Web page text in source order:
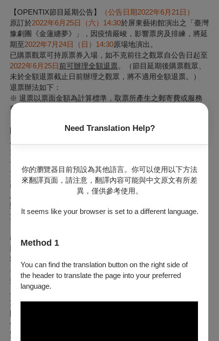
Need Translation Help?
你的瀏覽器目前預設為其他語言。你可以使用以下方法
來翻譯頁面，請注意，翻譯內容可能與中文原文有所差
異，僅供參考使用。
It seems like your browser is set to a different language.
Method 1
You can find the translation button on the right side of
the header to translate the page into your preferred
language.
【OPENTIX節目延期公告】
（公告日期2022年6月21日）
原訂於2022年6月25日（六）14:30於屏東藝術館演出之「臺灣
豫劇團《金蓮纏夢》」，因疫情嚴峻，影響票房及排練，將延
期至2022年7月24日（日）14:30原場地演出。
已購票觀眾可持原票券入場，如不克前往之觀眾自公告日起至
2022年6月25日前可辦理全額退票。（節目延期後購票觀眾、
未於全額退票截止日前辦理之觀眾，將不適用全額退票。）
退票辦法如下：
※ 退票以票面金額為計算標準，取票所產生之郵寄費或服務
費、退票寄回郵資等均不屬於退票費用計算內。
限（2022/4/30後），退票僅能就購票當時信用卡實付的金額
刷退返還，藝FUN券折抵金額無法以現金、刷卡或其他形式返
還。
一、【已取紙本票者／現金購票者】
方式1. 現場辦理：請持票前往OPENTIX臺北、臺中、臺南、
高雄
辦理全額退票。
方式2. 掛號郵寄：如不方便親自辦理退票，請於退票截止日前
雄市鳯山區三多一路1號（OPENTIX黃小姐收）。刷卡購票者
將全額退刷，現金購票者請務必附上存摺影本及電話聯絡資
料，以便退款至您的帳戶。※提醒您：票券寄回前請先記下票
券上的訂單編號（如：202101220000123-1），以利後續來電
查詢退票狀況。
二、 【未取票者／刷卡購買App電子票者】
方式1. 線上申請：於退票截止日前進入退票申請系統
https://refund.opentix.life/
勾選項目1.「刷卡購票之退票申請」完成退票申請。退票作業
完成後，系統會以Email通知。